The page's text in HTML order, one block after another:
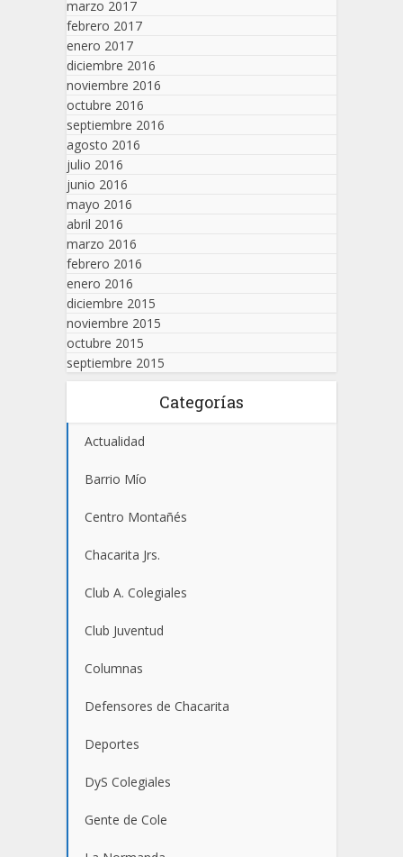
marzo 2017
febrero 2017
enero 2017
diciembre 2016
noviembre 2016
octubre 2016
septiembre 2016
agosto 2016
julio 2016
junio 2016
mayo 2016
abril 2016
marzo 2016
febrero 2016
enero 2016
diciembre 2015
noviembre 2015
octubre 2015
septiembre 2015
Categorías
Actualidad
Barrio Mío
Centro Montañés
Chacarita Jrs.
Club A. Colegiales
Club Juventud
Columnas
Defensores de Chacarita
Deportes
DyS Colegiales
Gente de Cole